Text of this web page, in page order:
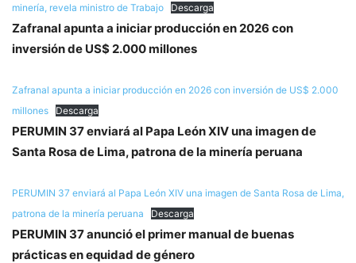
minería, revela ministro de Trabajo
Descarga
Zafranal apunta a iniciar producción en 2026 con
inversión de US$ 2.000 millones
Zafranal apunta a iniciar producción en 2026 con inversión de US$ 2.000
millones
Descarga
PERUMIN 37 enviará al Papa León XIV una imagen de
Santa Rosa de Lima, patrona de la minería peruana
PERUMIN 37 enviará al Papa León XIV una imagen de Santa Rosa de Lima,
patrona de la minería peruana
Descarga
PERUMIN 37 anunció el primer manual de buenas
prácticas en equidad de género